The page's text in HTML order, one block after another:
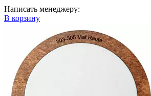
Написать менеджеру:
В корзину